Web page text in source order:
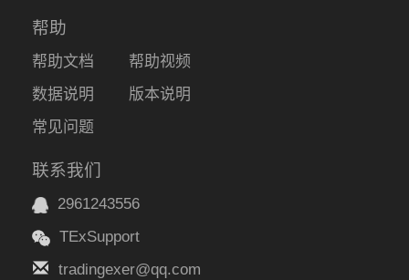
帮助
帮助文档
帮助视频
数据说明
版本说明
常见问题
联系我们
2961243556
TExSupport
tradingexer@qq.com